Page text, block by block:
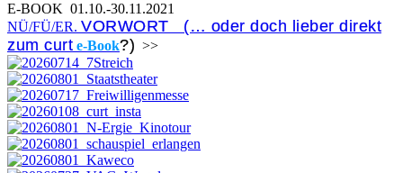
E-BOOK 01.10.-30.11.2021
NÜ/FÜ/ER. VORWORT (… oder doch lieber direkt
zum curt e-Book?) >>